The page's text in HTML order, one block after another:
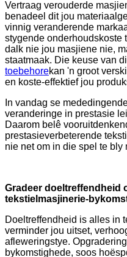
Vertraag verouderde
benadeel dit jou
vinnig veranderende
stygende onderhoudskoste
dalk nie jou masjiene nie,
staatmaak. Die keuse van
toebehorekan 'n groot
en koste-effektief jou
In vandag se
veranderinge in prestasie
Daarom belê
prestasieverbeterende
nie net om in die spel te bly
Gradeer doeltreffendheid
tekstielmasjinerie-
Doeltreffendheid is alles in
verminder jou uitset,
afleweringstye.
bykomstighede, soos